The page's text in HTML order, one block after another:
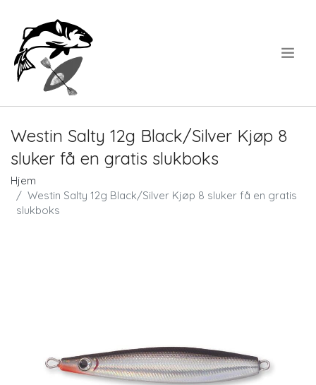
Westin Salty 12g Black/Silver Kjøp 8
sluker få en gratis slukboks
Hjem
Westin Salty 12g Black/Silver Kjøp 8 sluker få en gratis
slukboks